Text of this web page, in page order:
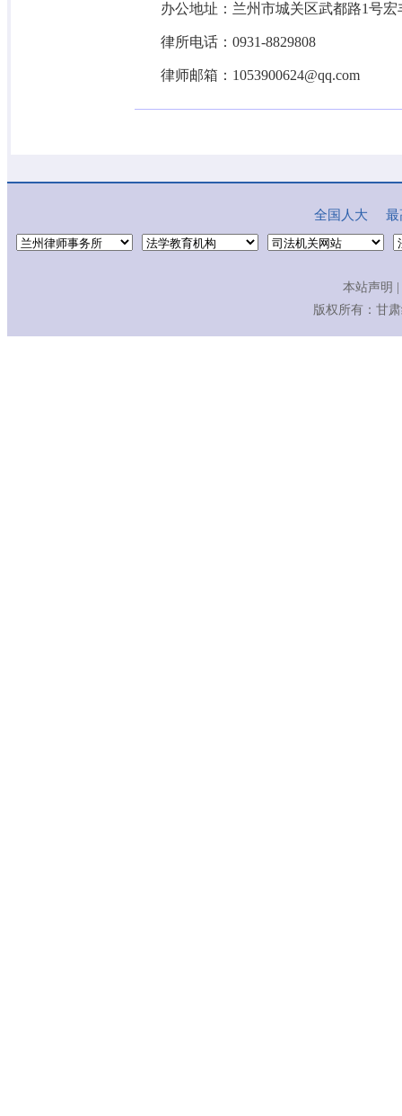
办公地址：兰州市城关区武都路1号宏
律所电话： 0931-8829808
律师邮箱： 1053900624@qq.com
全国人大 最
本站声明
版权所有： 甘